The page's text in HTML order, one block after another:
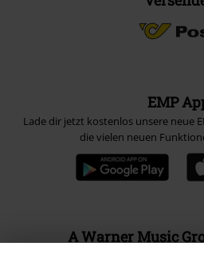
EMP
Lade dir jetzt kostenlos unsere neue
die vielen neuen
A Warner Music